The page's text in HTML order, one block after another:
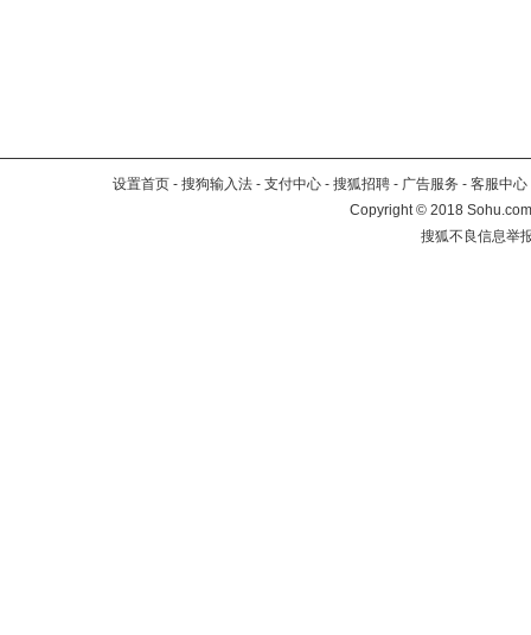
设置首页 - 搜狗输入法 - 支付中心 - 搜狐招聘 - 广告服务 - 客服中心
Copyright©2018
搜狐不良信息举